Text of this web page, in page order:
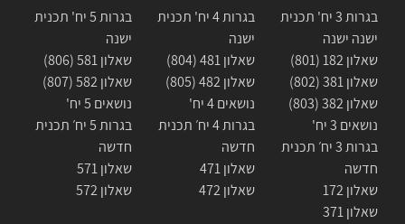
בגרות 3 יח' תכנית
ישנה ישנה
שאלון 182 (801)
שאלון 381 (802)
שאלון 382 (803)
נושאים 3 יח'
בגרות 3 יח׳ תכנית
חדשה
שאלון 172
שאלון 371
בגרות 4 יח' תכנית
ישנה
שאלון 481 (804)
שאלון 482 (805)
נושאים 4 יח'
בגרות 4 יח׳ תכנית
חדשה
שאלון 471
שאלון 472
בגרות 5 יח' תכנית
ישנה
שאלון 581 (806)
שאלון 582 (807)
נושאים 5 יח'
בגרות 5 יח׳ תכנית
חדשה
שאלון 571
שאלון 572